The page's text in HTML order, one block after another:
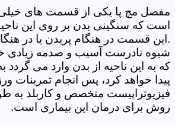
مفصل مچ پا یکی از قسمت های
است که سنگینی بدن بر روی این
.این قسمت در هنگام پریدن یا در
شیوه نادرست آسیب و صدمه زیادی
که به این ناحیه از بدن وارد می
پیدا خواهد کرد، پس انجام تمرینات
فیزیوتراپیست متخصص و کاربلد به
روش برای درمان این بیماری است.